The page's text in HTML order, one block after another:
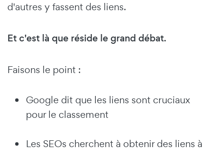
d'autres y fassent des liens.
Et c'est là que réside le grand débat.
Faisons le point :
Google dit que les liens sont cruciaux
pour le classement
Les SEOs cherchent à obtenir des liens à